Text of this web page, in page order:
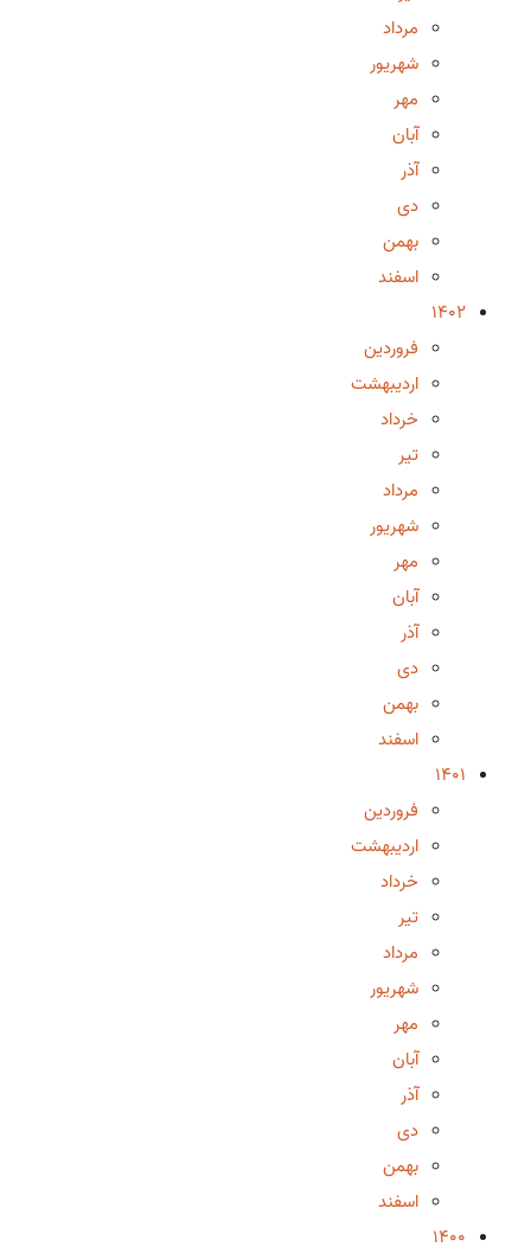
مرداد
شهریور
مهر
آبان
آذر
دی
بهمن
اسفند
1402
فروردین
اردیبهشت
خرداد
تیر
مرداد
شهریور
مهر
آبان
آذر
دی
بهمن
اسفند
1401
فروردین
اردیبهشت
خرداد
تیر
مرداد
شهریور
مهر
آبان
آذر
دی
بهمن
اسفند
1400